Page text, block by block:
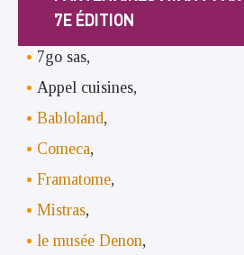
7E ÉDITION
7go sas,
Appel cuisines,
Babloland,
Comeca,
Framatome,
Mistras,
le musée Denon,